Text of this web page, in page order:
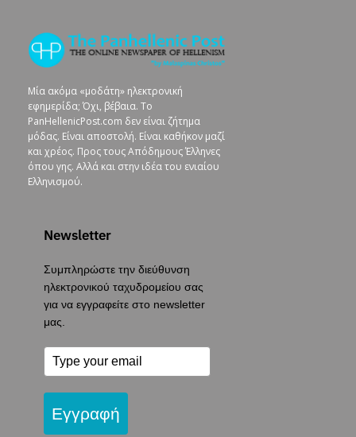
Μία ακόμα «μοδάτη» ηλεκτρονική
εφημερίδα; Όχι, βέβαια. To
PanHellenicPost.com δεν είναι ζήτημα
μόδας. Είναι αποστολή. Είναι καθήκον μαζί
και χρέος. Προς τους Απόδημους Έλληνες
όπου γης. Αλλά και στην ιδέα του ενιαίου
Ελληνισμού.
Newsletter
Συμπληρώστε την διεύθυνση
ηλεκτρονικού ταχυδρομείου σας
για να εγγραφείτε στο newsletter
μας.
Εγγραφή